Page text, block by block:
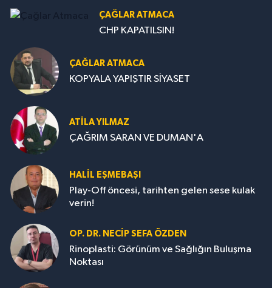
ÇAĞLAR ATMACA
CHP KAPATILSIN!
ÇAĞLAR ATMACA
KOPYALA YAPIŞTIR SİYASET
ATILA YILMAZ
ÇAĞRIM SARAN VE DUMAN'A
HALIL EŞMEBAŞI
Play-Off öncesi, tarihten gelen sese kulak
verin!
OP. DR. NECIP SEFA ÖZDEN
Rinoplasti: Görünüm ve Sağlığın Buluşma
Noktası